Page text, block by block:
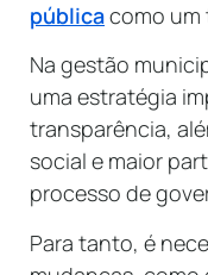
públicacomo um
Na gestão
uma estratégia
transparência,
social e maior
processo de
Para tanto, é